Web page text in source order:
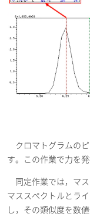
クロマトグラムの
す。この作業で力を
同定作業では，マ
マススペクトルとラ
し，その類似度を数